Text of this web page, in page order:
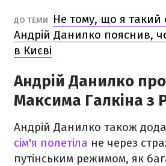
ДО ТЕМИ
Не тому, що я такий
Андрій Данилко пояснив,
в Києві
Андрій Данилко
Максима Галкіна з
Андрій Данилко також
сім'я полетіла не через
путінським режимом, як